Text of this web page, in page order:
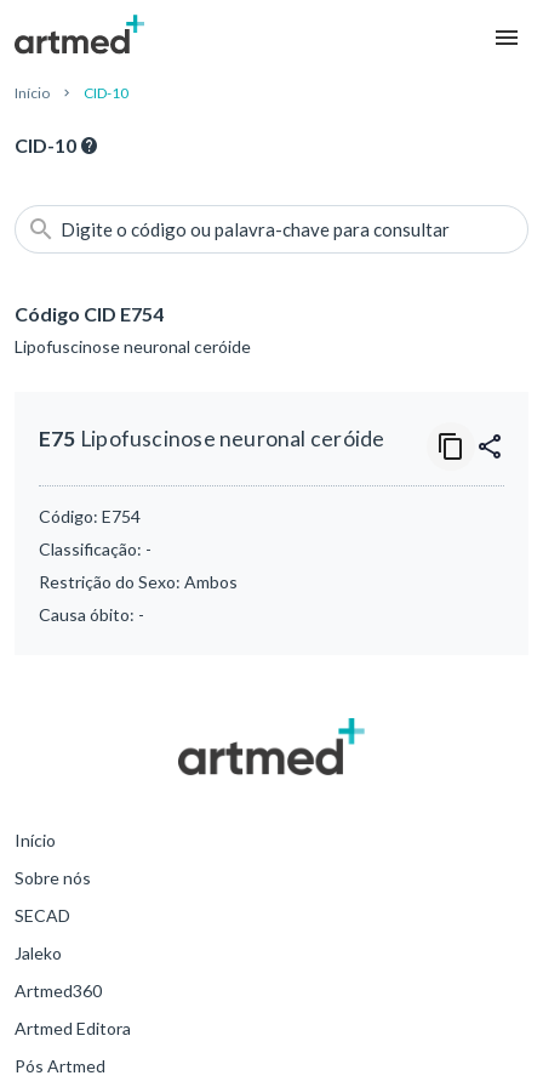
Início CID-10
CID-10
Digite o código ou palavra-chave para consultar
Código CID E754
Lipofuscinose neuronal ceróide
E75 Lipofuscinose neuronal ceróide
Código: E754
Classificação: -
Restrição do Sexo: Ambos
Causa óbito: -
Início
Sobre nós
SECAD
Jaleko
Artmed360
Artmed Editora
Pós Artmed